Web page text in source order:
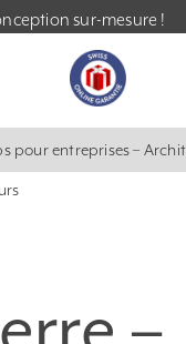
sur-mesure !
pour entreprises –